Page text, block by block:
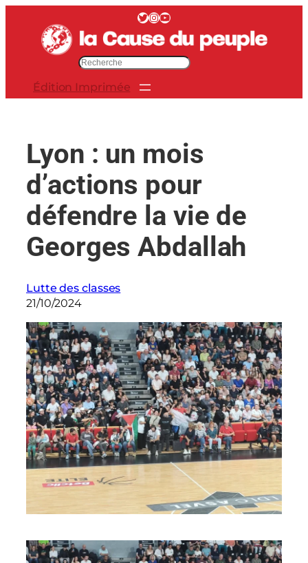
contenu
Twitter InstagramYouTube
e
Édition Imprimée
Lyon : un mois
d’actions pour
défendre la vie de
Georges Abdallah
Lutte des classes
21/10/2024